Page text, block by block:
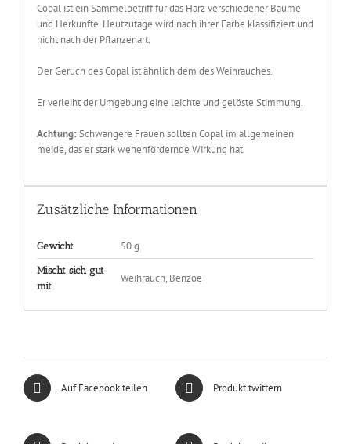
Copal ist ein Sammelbetriff für das Harz verschiedener Bäume
und Herkunfte. Heutzutage wird nach ihrer Farbe klassifiziert und
nicht nach der Pflanzenart.
Der Geruch des Copal ist ähnlich dem des Weihrauches.
Er verleiht der Umgebung eine leichte und gelöste Stimmung.
Achtung: Schwangere Frauen sollten Copal im allgemeinen
meide, das er stark wehenfördernde Wirkung hat.
Zusätzliche Informationen
Gewicht 50 g
Mischt sich gut
mit
Weihrauch, Benzoe
Auf Facebook teilen Produkt twittern